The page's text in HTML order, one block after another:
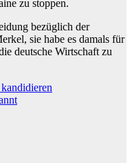
zu stoppen.
bezüglich der
sie habe es damals für
deutsche Wirtschaft zu